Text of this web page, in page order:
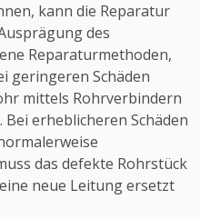
kann die Reparatur
des
Reparaturmethoden,
geringeren Schäden
mittels Rohrverbindern
erheblicheren Schäden
das defekte Rohrstück
neue Leitung ersetzt